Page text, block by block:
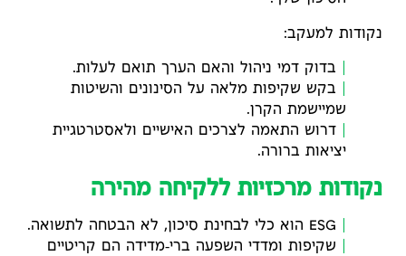
נקודות למעקב:
בדוק דמי ניהול והאם הערך תואם לעלות.
בקש שקיפות מלאה על הסינונים והשיטות
שמיישמת הקרן.
דרוש התאמה לצרכים האישיים ולאסטרטגיית
יציאות ברורה.
נקודות מרכזיות ללקיחה מהירה
ESG הוא כלי לבחינת סיכון, לא הבטחה לתשואה.
שקיפות ומדדי השפעה ברי‑מדידה הם קריטיים